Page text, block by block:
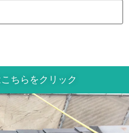
ちらをクリック